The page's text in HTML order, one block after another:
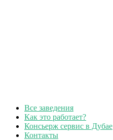
Все заведения
Как это работает?
Консьерж сервис в Дубае
Контакты